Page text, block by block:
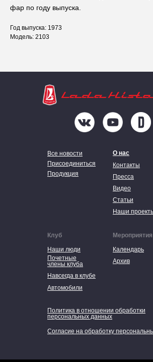
фар по году выпуска.
Год выпуска: 1973
Модель: 2103
Статьи
Контакты
Наши
Пресса
Видео
Продукция
Наши люди
Клуб
Календарь
Мероприятия
О нас
Присоединиться
Все новости
Архив
Навсегда в клубе
Политика в отношении обработки
персональных данных
Согласие на обработку
Почетные
члены клуба
Автомобили